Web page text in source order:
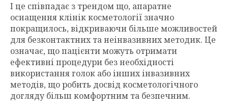
І це співпадає з трендом що, апаратне
оснащення клінік косметології значно
покращилось, відкриваючи більше можливостей
для безконтактних та неінвазивних методик. Це
означає, що пацієнти можуть отримати
ефективні процедури без необхідності
використання голок або інших інвазивних
методів, що робить досвід косметологічного
догляду більш комфортним та безпечним.